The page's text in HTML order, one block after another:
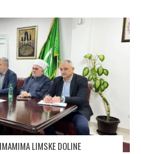
LIMSKE DOLINE